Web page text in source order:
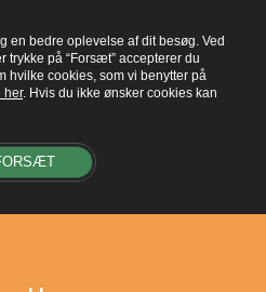
en bedre oplevelse af dit besøg. Ved
trykke på “Forsæt” accepterer du
hvilke cookies, som vi benytter på
her. Hvis du ikke ønsker cookies kan